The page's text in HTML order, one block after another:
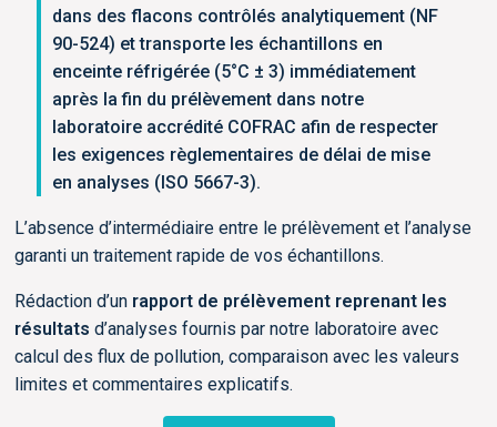
dans des flacons contrôlés analytiquement (NF
90-524) et transporte les échantillons en
enceinte réfrigérée (5°C ± 3) immédiatement
après la fin du prélèvement dans notre
laboratoire accrédité COFRAC afin de respecter
les exigences règlementaires de délai de mise
en analyses (ISO 5667-3).
L’absence d’intermédiaire entre le prélèvement et l’analyse
garanti un traitement rapide de vos échantillons.
Rédaction d’un rapport de prélèvement reprenant les
résultats d’analyses fournis par notre laboratoire avec
calcul des flux de pollution, comparaison avec les valeurs
limites et commentaires explicatifs.